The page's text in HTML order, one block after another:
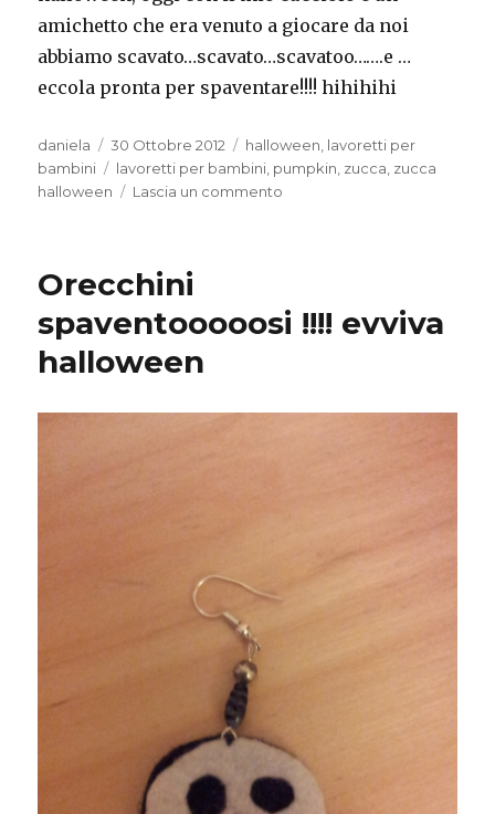
amichetto che era venuto a giocare da noi
abbiamo scavato…scavato…scavatoo…….e …
eccola pronta per spaventare!!!! hihihihi
Autore
daniela
Pubblicato
30 Ottobre 2012 Categorie
halloween lavoretti per
bambini
Tag
lavoretti per bambini pumpkin zucca zucca
halloween
Lascia un commento
Orecchini
spaventooooosi !!!! evviva
halloween